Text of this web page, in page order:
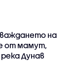
на
от мамут,
Дунав